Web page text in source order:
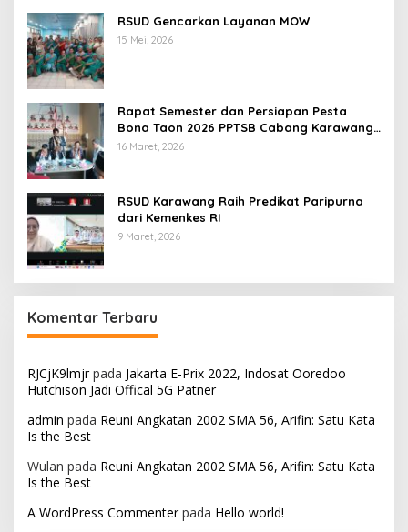
RSUD Gencarkan Layanan MOW
15 Mei, 2026
Rapat Semester dan Persiapan Pesta
Bona Taon 2026 PPTSB Cabang Karawang
Digelar
16 Maret, 2026
RSUD Karawang Raih Predikat Paripurna
dari Kemenkes RI
9 Maret, 2026
Komentar Terbaru
RJCjK9lmjrpada Jakarta E-Prix 2022, Indosat Ooredoo
Hutchison Jadi Offical 5G Patner
admin pada Reuni Angkatan 2002 SMA 56, Arifin: Satu Kata
Is the Best
Wulan pada Reuni Angkatan 2002 SMA 56, Arifin: Satu Kata
Is the Best
A WordPress Commenterpada Hello world!